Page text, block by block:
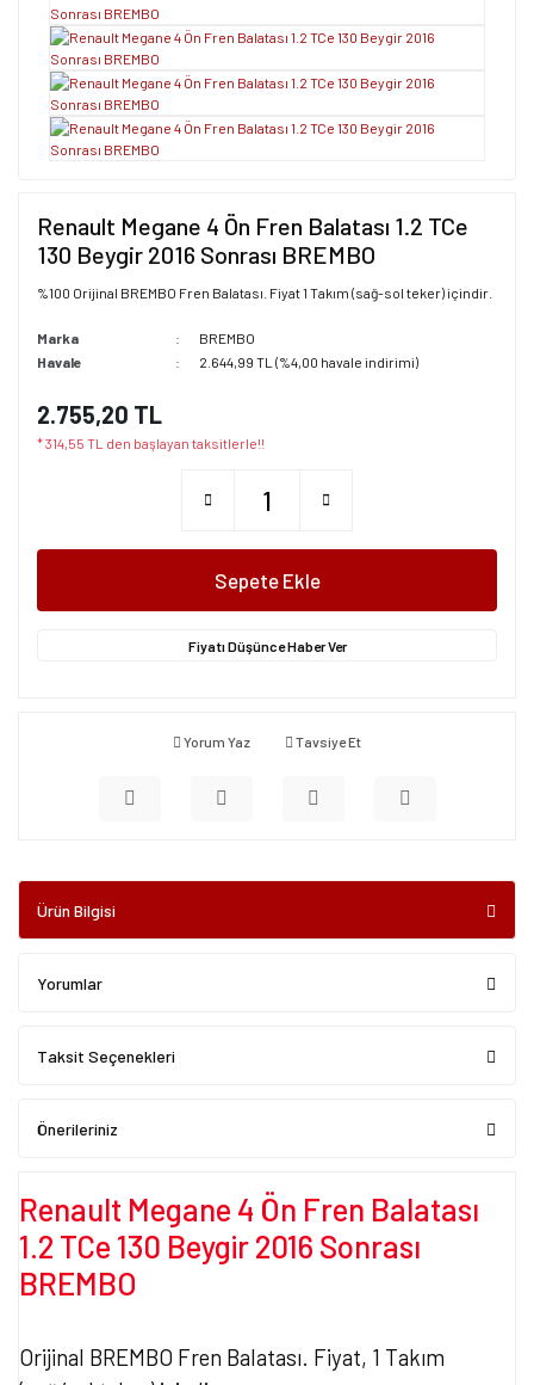
Renault Megane 4 Ön Fren Balatası 1.2 TCe
130 Beygir 2016 Sonrası BREMBO
%100 Orijinal BREMBO Fren Balatası. Fiyat 1 Takım (sağ-sol teker) içindir.
Marka
BREMBO
Havale
2.644,99 TL (%4,00 havale indirimi)
2.755,20 TL
* 314,55 TL den başlayan taksitlerle!!
Sepete Ekle
Fiyatı Düşünce Haber Ver
Yorum Yaz Tavsiye Et
Ürün Bilgisi
Yorumlar
Taksit Seçenekleri
Önerileriniz
Renault Megane 4 Ön Fren Balatası
1.2 TCe 130 Beygir 2016 Sonrası
BREMBO
Orijinal BREMBO Fren Balatası. Fiyat, 1 Takım